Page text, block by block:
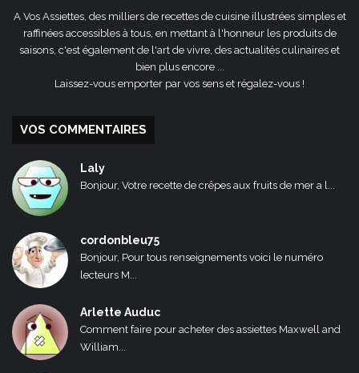
A Vos Assiettes, des milliers de recettes de cuisine illustrées simples et
raffinées accessibles à tous, en mettant à l'honneur les produits de
saisons, c'est également de l'art de vivre, des actualités culinaires et
bien plus encore ...
Laissez-vous emporter par vos sens et régalez-vous !
VOS COMMENTAIRES
Laly
Bonjour, Votre recette de crêpes aux fruits de mer a l...
cordonbleu75
Bonjour, Pour tous renseignements voici le numéro
lecteurs M...
Arlette Auduc
Comment faire pour acheter des assiettes Maxwell and
William...